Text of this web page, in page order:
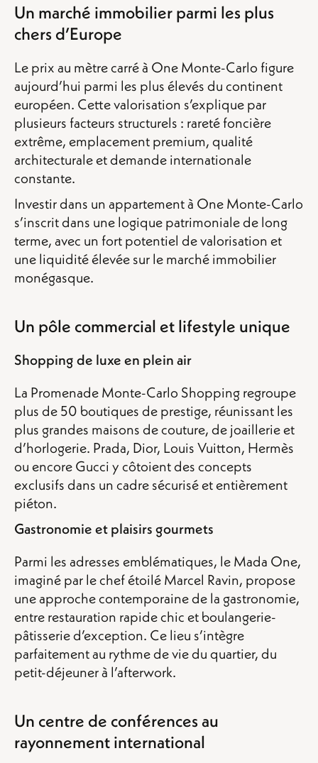
Un marché immobilier parmi les plus
chers d’Europe
Le prix au mètre carré à One Monte-Carlo figure
aujourd’hui parmi les plus élevés du continent
européen. Cette valorisation s’explique par
plusieurs facteurs structurels : rareté foncière
extrême, emplacement premium, qualité
architecturale et demande internationale
constante.
Investir dans un appartement à One Monte-Carlo
s’inscrit dans une logique patrimoniale de long
terme, avec un fort potentiel de valorisation et
une liquidité élevée sur le marché immobilier
monégasque.
Un pôle commercial et lifestyle unique
Shopping de luxe en plein air
La Promenade Monte-Carlo Shopping regroupe
plus de 50 boutiques de prestige, réunissant les
plus grandes maisons de couture, de joaillerie et
d’horlogerie. Prada, Dior, Louis Vuitton, Hermès
ou encore Gucci y côtoient des concepts
exclusifs dans un cadre sécurisé et entièrement
piéton.
Gastronomie et plaisirs gourmets
Parmi les adresses emblématiques, le Mada One,
imaginé par le chef étoilé Marcel Ravin, propose
une approche contemporaine de la gastronomie,
entre restauration rapide chic et boulangerie-
pâtisserie d’exception. Ce lieu s’intègre
parfaitement au rythme de vie du quartier, du
petit-déjeuner à l’afterwork.
Un centre de conférences au
rayonnement international